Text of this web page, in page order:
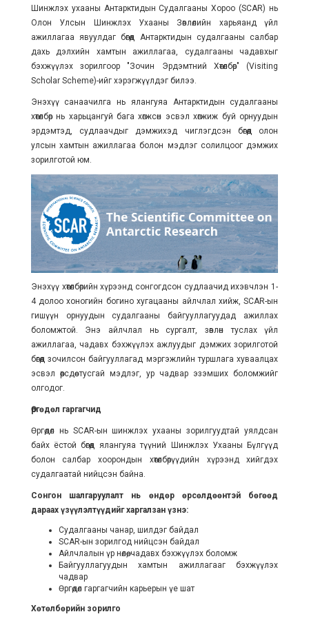
Шинжлэх ухааны Антарктидын Судалгааны Хороо (SCAR) нь
Олон Улсын Шинжлэх Ухааны Зөвлөлийн харьяанд үйл
ажиллагаа явуулдаг бөгөөд Антарктидын судалгааны салбар
дахь дэлхийн хамтын ажиллагаа, судалгааны чадавхыг
бэхжүүлэх зорилгоор "Зочин Эрдэмтний Хөтөлбөр" (Visiting
Scholar Scheme)-ийг хэрэгжүүлдэг билээ.
Энэхүү санаачилга нь ялангуяа Антарктидын судалгааны
хөтөлбөр нь харьцангуй бага хөгжсөн эсвэл хөгжиж буй орнуудын
эрдэмтэд, судлаачдыг дэмжихэд чиглэгдсэн бөгөөд олон
улсын хамтын ажиллагаа болон мэдлэг солилцоог дэмжих
зорилготой юм.
Энэхүү хөтөлбөрийн хүрээнд сонгогдсон судлаачид ихэвчлэн 1-
4 долоо хоногийн богино хугацааны айлчлал хийж, SCAR-ын
гишүүн орнуудын судалгааны байгууллагуудад ажиллах
боломжтой. Энэ айлчлал нь сургалт, зөвлөн туслах үйл
ажиллагаа, чадавх бэхжүүлэх ажлуудыг дэмжих зорилготой
бөгөөд зочилсон байгууллагад мэргэжлийн туршлага хуваалцах
эсвэл өөрсдөө тусгай мэдлэг, ур чадвар эзэмших боломжийг
олгодог.
Өргөдөл гаргагчид
Өргөдөл нь SCAR-ын шинжлэх ухааны зорилгуудтай уялдсан
байх ёстой бөгөөд ялангуяа түүний Шинжлэх Ухааны Бүлгүүд
болон салбар хоорондын хөтөлбөрүүдийн хүрээнд хийгдэх
судалгаатай нийцсэн байна.
Сонгон шалгаруулалт нь өндөр өрсөлдөөнтэй бөгөөд
дараах үзүүлэлтүүдийг харгалзан үзнэ:
Судалгааны чанар, шилдэг байдал
SCAR-ын зорилгод нийцсэн байдал
Айлчлалын үр нөлөө, чадавх бэхжүүлэх боломж
Байгууллагуудын хамтын ажиллагааг бэхжүүлэх
чадвар
Өргөдөл гаргагчийн карьерын үе шат
Хөтөлбөрийн зорилго